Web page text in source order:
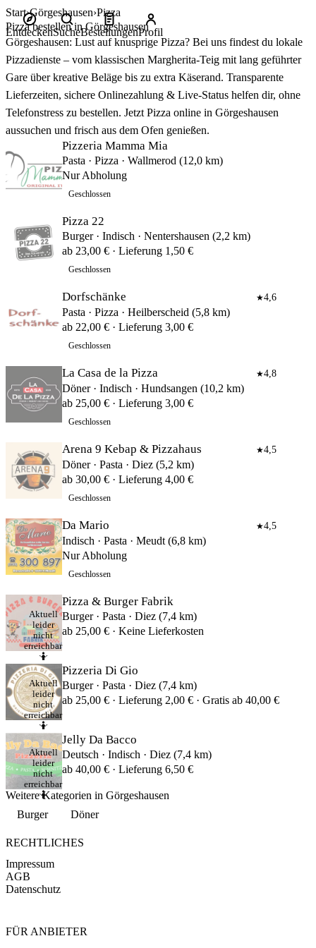
Start Görgeshausen Pizza
Pizza bestellen in Görgeshausen
Görgeshausen: Lust auf knusprige Pizza? Bei uns findest du lokale
Pizzadienste – vom klassischen Margherita‑Teig mit lang geführter
Gare über kreative Beläge bis zu extra Käserand. Transparente
Lieferzeiten, sichere Onlinezahlung & Live‑Status helfen dir, ohne
Telefonstress zu bestellen. Jetzt Pizza online in Görgeshausen
aussuchen und frisch aus dem Ofen genießen.
Pizzeria Mamma Mia
Pasta · Pizza · Wallmerod (12,0 km)
Nur Abholung
Geschlossen
Pizza 22
Burger · Indisch · Nentershausen (2,2 km)
ab 23,00 € · Lieferung 1,50 €
Geschlossen
Dorfschänke ★4,6
Pasta · Pizza · Heilberscheid (5,8 km)
ab 22,00 € · Lieferung 3,00 €
Geschlossen
La Casa de la Pizza ★4,8
Döner · Indisch · Hundsangen (10,2 km)
ab 25,00 € · Lieferung 3,00 €
Geschlossen
Arena 9 Kebap & Pizzahaus ★4,5
Döner · Pasta · Diez (5,2 km)
ab 30,00 € · Lieferung 4,00 €
Geschlossen
Da Mario ★4,5
Indisch · Pasta · Meudt (6,8 km)
Nur Abholung
Geschlossen
Pizza & Burger Fabrik
Burger · Pasta · Diez (7,4 km)
ab 25,00 € · Keine Lieferkosten
Aktuell
leider
nicht
erreichbar
🤷
Pizzeria Di Gio
Burger · Pasta · Diez (7,4 km)
ab 25,00 € · Lieferung 2,00 € · Gratis ab 40,00 €
Aktuell
leider
nicht
erreichbar
🤷
Jelly Da Bacco
Deutsch · Indisch · Diez (7,4 km)
ab 40,00 € · Lieferung 6,50 €
Aktuell
leider
nicht
erreichbar
🤷
Weitere Kategorien in Görgeshausen
Burger
Döner
RECHTLICHES
Impressum
AGB
Datenschutz
FÜR ANBIETER
EntdeckenSucheBestellungenProfil